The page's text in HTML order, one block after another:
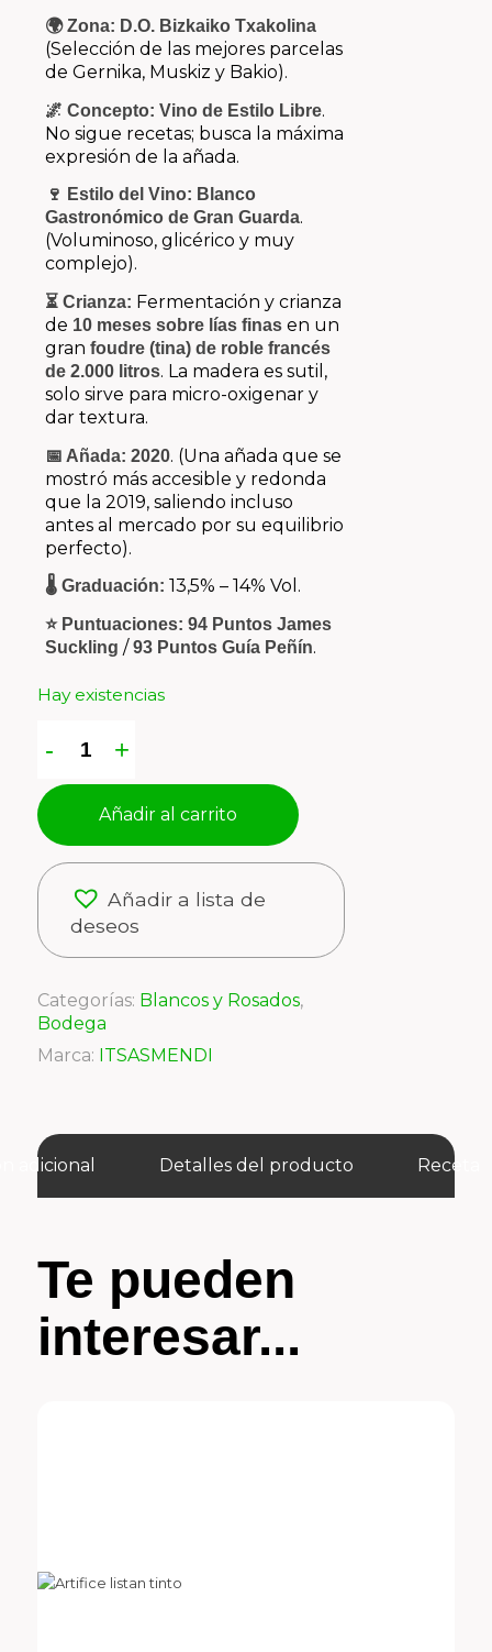
🌍 Zona: D.O. Bizkaiko Txakolina
(Selección de las mejores parcelas
de Gernika, Muskiz y Bakio).
🌌 Concepto: Vino de Estilo Libre.
No sigue recetas; busca la máxima
expresión de la añada.
🍷 Estilo del Vino: Blanco
Gastronómico de Gran Guarda.
(Voluminoso, glicérico y muy
complejo).
⏳ Crianza: Fermentación y crianza
de 10 meses sobre lías finasen un
gran foudre (tina) de roble francés
de 2.000 litros. La madera es sutil,
solo sirve para micro-oxigenar y
dar textura.
📅 Añada: 2020. (Una añada que se
mostró más accesible y redonda
que la 2019, saliendo incluso
antes al mercado por su equilibrio
perfecto).
🌡️ Graduación: 13,5% – 14% Vol.
⭐ Puntuaciones: 94 Puntos James
Suckling /93 Puntos Guía Peñín.
Hay existencias
Añadir al carrito
Añadir a lista de
deseos
Categorías: Blancos y Rosados,
Bodega
Marca: ITSASMENDI
adicional Detalles del producto Receta
Te pueden
interesar...